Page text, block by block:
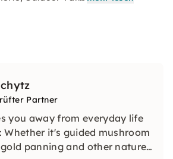
Partner
you away from everyday life
it's guided mushroom
panning and other nature